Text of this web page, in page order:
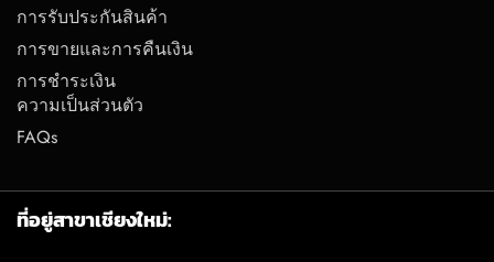
การรับประกันสินค้า
การขายและการคืนเงิน
การชำระเงิน
ความเป็นส่วนตัว
FAQs
ที่อยู่สาขาเชียงใหม่: